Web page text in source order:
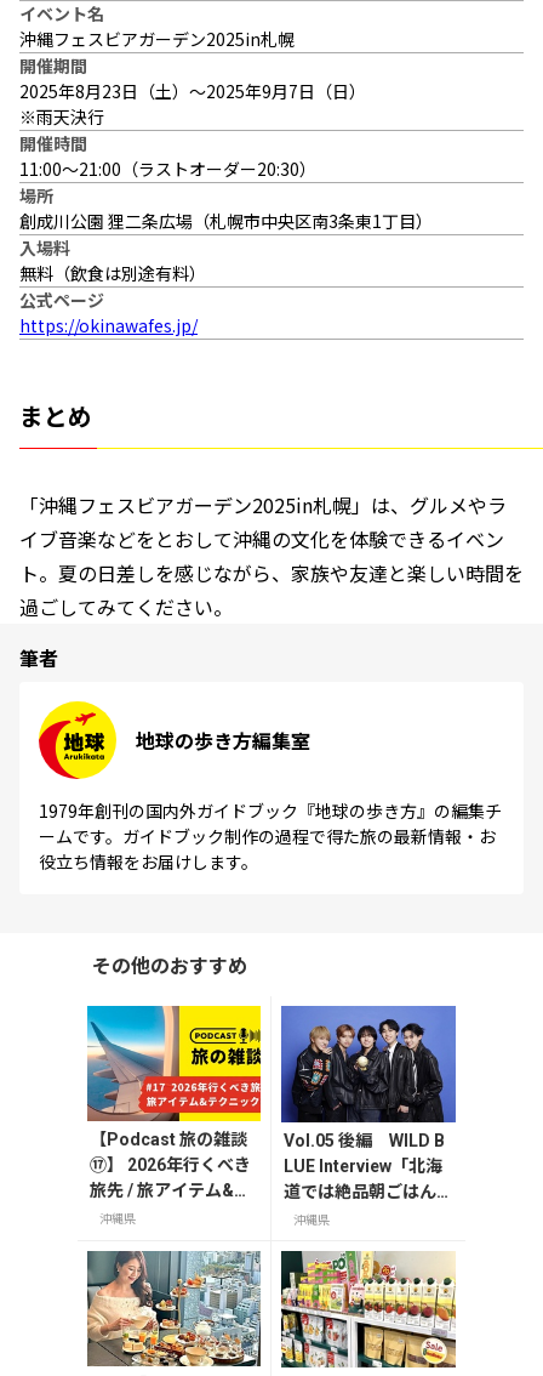
イベント名
沖縄フェスビアガーデン2025in札幌
開催期間
2025年8月23日（土）～2025年9月7日（日）
※雨天決行
開催時間
11:00～21:00（ラストオーダー20:30）
場所
創成川公園 狸二条広場（札幌市中央区南3条東1丁目）
入場料
無料（飲食は別途有料）
公式ページ
https://okinawafes.jp/
まとめ
「沖縄フェスビアガーデン2025in札幌」は、グルメやラ
イブ音楽などをとおして沖縄の文化を体験できるイベン
ト。夏の日差しを感じながら、家族や友達と楽しい時間を
過ごしてみてください。
筆者
地球の歩き方編集室
1979年創刊の国内外ガイドブック『地球の歩き方』の編集チ
ームです。ガイドブック制作の過程で得た旅の最新情報・お
役立ち情報をお届けします。
その他のおすすめ
【Podcast 旅の雑談
⑰】 2026年行くべき
旅先 / 旅アイテム&テ
クニック編
沖縄県
Vol.05 後編 WILD B
LUE Interview「北海
道では絶品朝ごはん、
沖縄では古着屋で宝探
STORY～
沖縄県